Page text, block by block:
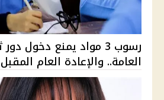
رسوب 3 مواد يمنع دخول
العامة.. والإعادة العام